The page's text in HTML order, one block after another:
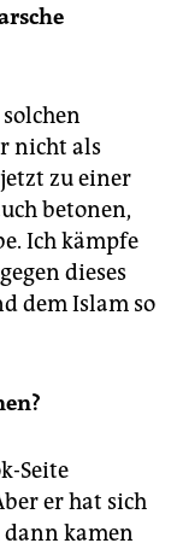
nicht als
zu einer
betonen,
Ich kämpfe
dieses
dem Islam so
Seite
er hat sich
kamen